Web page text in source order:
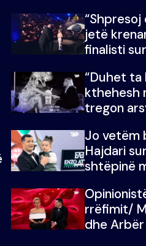
i mban
meritoj…
jetë
finalisti
“Duhet ta
kthehesh
tregon
Doja ta
në fund
Jo vetëm
Hajdari
shtëpinë
me
rrëfimit/
dhe